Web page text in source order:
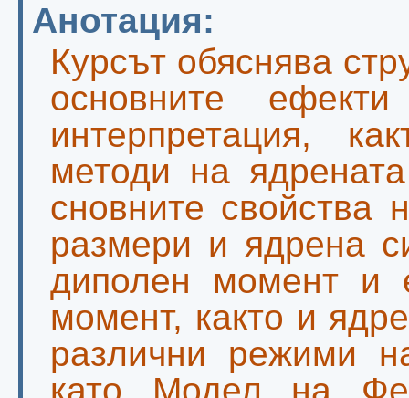
Анотация:
Курсът обяснява
основните
интерпретация,
методи на
сновните свойства
размери и ядрена
диполен момент и
момент, както и
различни режими